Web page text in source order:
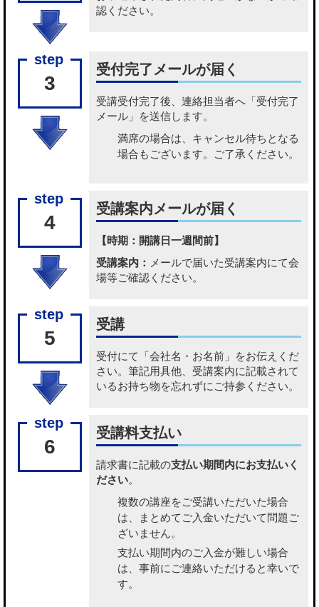
認ください。
3
受付完了メールが届く
受講受付完了後、連絡担当者へ「受付完了
メール」を送信します。
満席の場合は、キャンセル待ちとなる
場合もございます。ご了承ください。
4
受講案内メールが届く
【時期：開講日一週間前】
受講案内： メールで届いた受講案内にて会
場等ご確認ください。
5
受講
受付にて「会社名・お名前」をお伝えくだ
さい。筆記用具他、受講案内に記載されて
いるお持ち物を忘れずにご持参ください。
6
受講料支払い
請求書に記載の支払い期間内にお支払いく
ださい。
複数の講座をご受講いただいた場合
は、まとめてご入金いただいて問題ご
ざいません。
支払い期間内のご入金が難しい場合
は、事前にご連絡いただけると幸いで
す。